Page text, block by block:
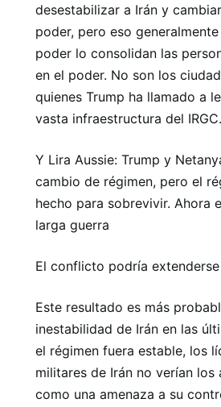
desestabilizar a Irán y
poder, pero eso
poder lo consolidan las
en el poder. No son los
quienes Trump ha llamado a
vasta infraestructura del IRGC.
Y Lira Aussie: Trump y
cambio de régimen, pero el
hecho para sobrevivir. Ahora
larga guerra
El conflicto podría extenderse
Este resultado es más
inestabilidad de Irán en las
el régimen fuera estable, los
militares de Irán no verían los
como una amenaza a su